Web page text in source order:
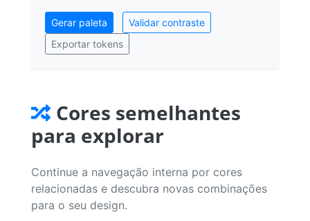
Gerar paleta
Validar contraste
Exportar tokens
Cores semelhantes
para explorar
Continue a navegação interna por cores
relacionadas e descubra novas combinações
para o seu design.